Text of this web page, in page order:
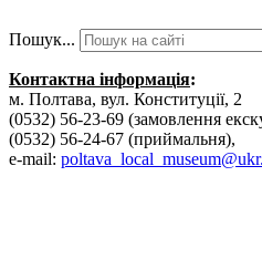
Пошук...
Контактна інформація:
м. Полтава, вул. Конституції, 2
(0532) 56-23-69 (замовлення
(0532) 56-24-67 (приймальня),
e-mail: